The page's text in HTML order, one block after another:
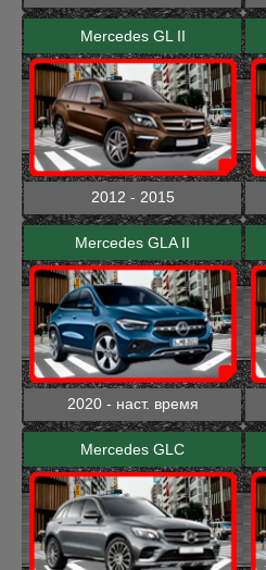
Mercedes GL II
2012 - 2015
Mercedes GLA II
2020 - наст. время
Mercedes GLC